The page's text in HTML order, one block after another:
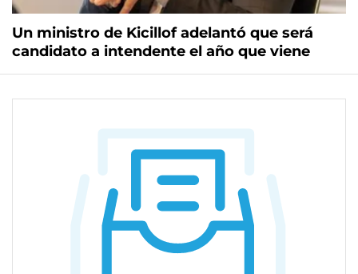
Un ministro de Kicillof adelantó que será
candidato a intendente el año que viene